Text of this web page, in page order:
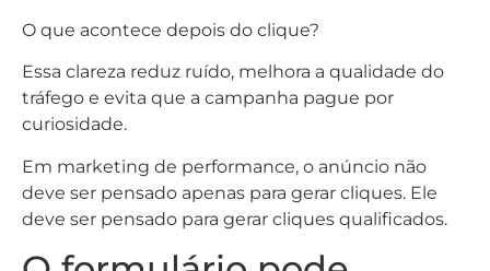
O que acontece depois do clique?
Essa clareza reduz ruído, melhora a qualidade do
tráfego e evita que a campanha pague por
curiosidade.
Em marketing de performance, o anúncio não
deve ser pensado apenas para gerar cliques. Ele
deve ser pensado para gerar cliques qualificados.